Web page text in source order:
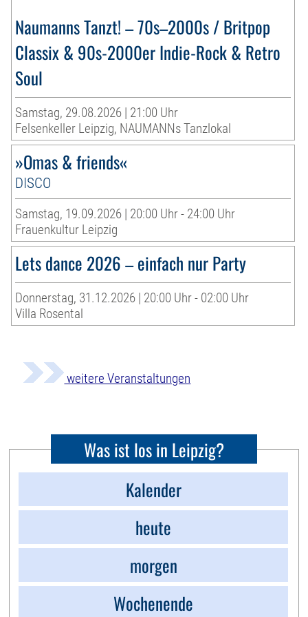
Naumanns Tanzt! – 70s–2000s / Britpop
Classix & 90s-2000er Indie-Rock & Retro
Soul
Samstag, 29.08.2026 | 21:00 Uhr
Felsenkeller Leipzig, NAUMANNs Tanzlokal
»Omas & friends«
DISCO
Samstag, 19.09.2026 | 20:00 Uhr - 24:00 Uhr
Frauenkultur Leipzig
Lets dance 2026 – einfach nur Party
Donnerstag, 31.12.2026 | 20:00 Uhr - 02:00 Uhr
Villa Rosental
weitere Veranstaltungen
Was ist los in Leipzig?
Kalender
heute
morgen
Wochenende